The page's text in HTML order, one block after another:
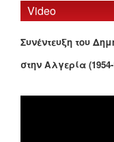
Video
Συνέντευξη του
στην Αλγερία (1954-